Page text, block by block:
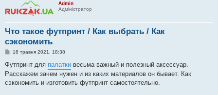
Admin
Адміністратор
Что такое футпринт / Как выбрать / Как
сэкономить
П
в
і
д
о
м
18 травня 2021, 18:38
Футпринт для палатки весьма важный и полезный аксессуар.
Расскажем зачем нужен и из каких материалов он бывает. Как
сэкономить и изготовить футпринт самостоятельно.